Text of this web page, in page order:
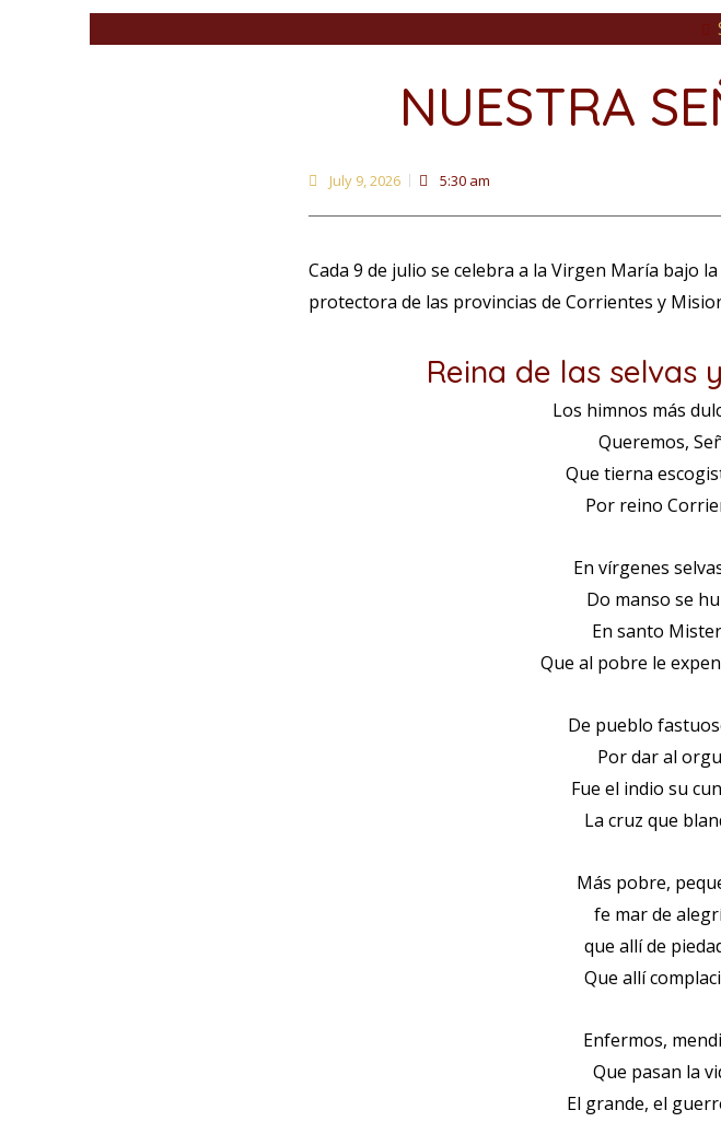
NUESTRA
July 9, 2026 5:30 am
Cada 9 de julio se celebra a la Virgen María bajo
protectora de las provincias de Corrientes y
Reina de las selvas
Los himnos más
Queremos,
Que tierna
Por reino
En vírgenes
Do manso se
En santo
Que al pobre le
De pueblo
Por dar al
Fue el indio su
La cruz que
Más pobre,
fe mar de
que allí de
Que allí
Enfermos,
Que pasan la
El grande, el